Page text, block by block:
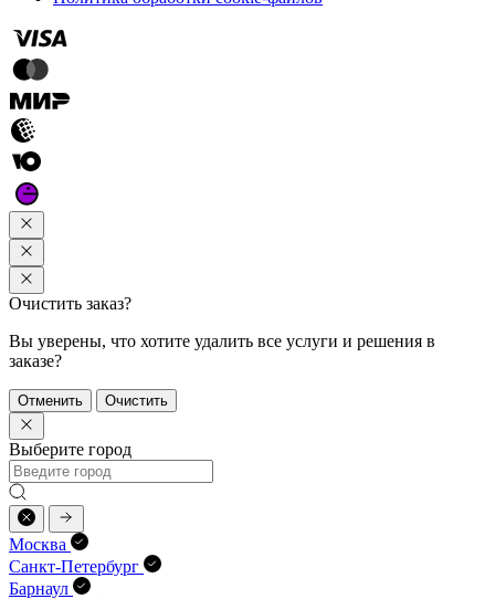
Очистить заказ?
Вы уверены, что хотите удалить все услуги и решения в
заказе?
Отменить Очистить
Выберите город
Москва
Санкт-Петербург
Барнаул